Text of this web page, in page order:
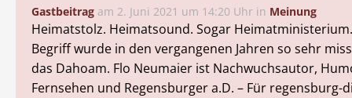
Gastbeitrag am 2. Juni 2021 um 14:20 Uhr in Meinung
Heimatstolz. Heimatsound. Sogar
Begriff wurde in den vergangenen Jahren so sehr
das Dahoam. Flo Neumaier ist Nachwuchsautor,
Fernsehen und Regensburger a.D. – Für regensburg-